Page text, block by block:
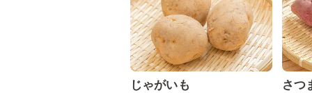
じゃがいも さつ